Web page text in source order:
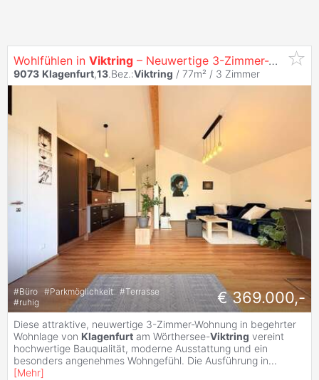
Wohlfühlen in Viktring – Neuwertige 3-Zimmer-Wohnung mit hochwertiger Ausstattung
9073 Klagenfurt,13.Bez.:Viktring / 77m² / 3 Zimmer
#Büro #Parkmöglichkeit #Terrasse
#ruhig € 369.000,-
Diese attraktive, neuwertige 3-Zimmer-Wohnung in begehrter
Wohnlage von Klagenfurt am Wörthersee-Viktring vereint
hochwertige Bauqualität, moderne Ausstattung und ein
besonders angenehmes Wohngefühl. Die Ausführung in...
[Mehr]